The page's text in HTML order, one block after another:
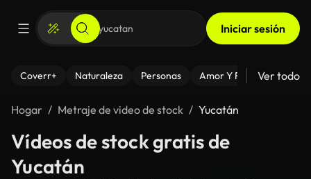
Iniciar sesión
Coverr+ Naturaleza Personas Amor Y Relaciones
Ver todo
Hogar Metraje de video de stock Yucatán
Vídeos de stock gratis de
Yucatán